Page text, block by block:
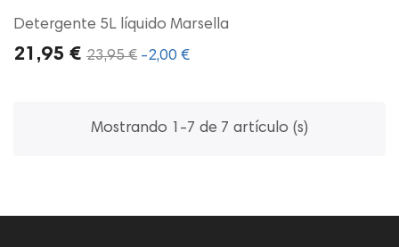
Detergente 5L líquido Marsella
21,95 € 23,95 € -2,00 €
Mostrando 1-7 de 7 artículo (s)